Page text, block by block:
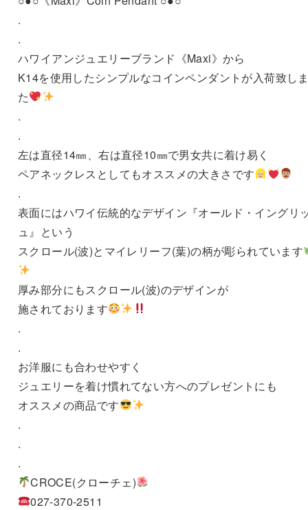
.
.
ハワイアンジュエリーブランド《Maxi》から
K14を使用したシンプルなコインペンダントが入荷致し
た
.
.
左は直径14㎜、右は直径10㎜で男女共に着け易く
ペアネックレスとしてもオススメの大きさです
.
表面にはハワイ伝統的なデザイン『オールド・イングリ
ュ』という
スクロール(波)とマイレリーフ(葉)の柄が彫られています
厚み部分にもスクロール(波)のデザインが
施されております
.
.
お洋服にも合わせやすく
ジュエリーを着け慣れてない方へのプレゼントにも
オススメの商品です
.
.
.
CROCE(クローチェ)
027-370-2511